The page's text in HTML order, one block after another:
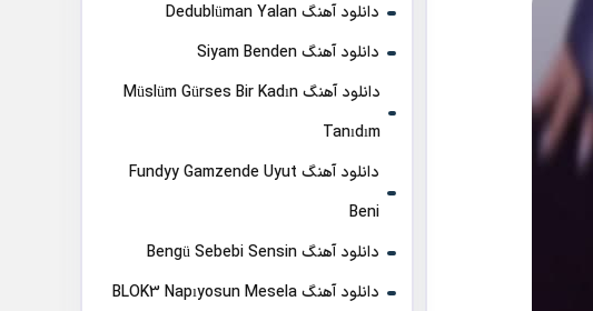
دانلود آهنگ Dedublüman Yalan
دانلود آهنگ Siyam Benden
دانلود آهنگ Müslüm Gürses Bir Kadın
Tanıdım
دانلود آهنگ Fundyy Gamzende Uyut
Beni
دانلود آهنگ Bengü Sebebi Sensin
دانلود آهنگ BLOK3 Napıyosun Mesela